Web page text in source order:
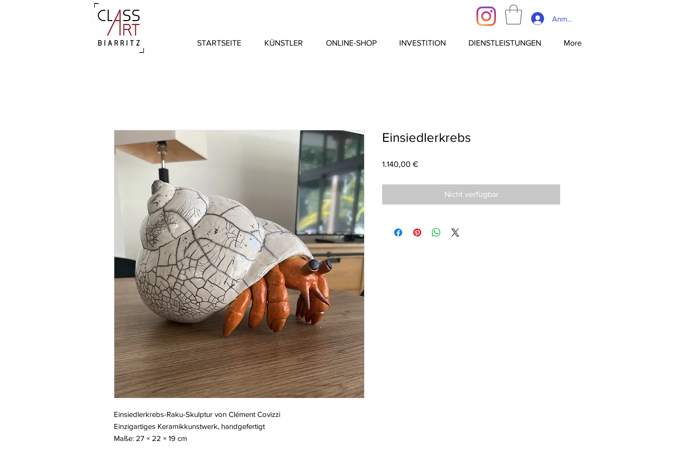
Anmelden
STARTSEITE KÜNSTLER ONLINE-SHOP INVESTITION DIENSTLEISTUNGEN More
Einsiedlerkrebs-Raku-Skulptur von Clément Covizzi
Einzigartiges Keramikkunstwerk, handgefertigt
Maße: 27 × 22 × 19 cm
Einsiedlerkrebs
1.140,00 €Preis
Nicht verfügbar